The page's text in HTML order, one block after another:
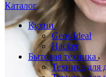
Каталог
Кухни
Geos Ideal
Hacker
Бытовая техника
Техника для